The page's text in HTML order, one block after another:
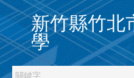
跳
到
主
要
內
容
新竹縣竹北
學